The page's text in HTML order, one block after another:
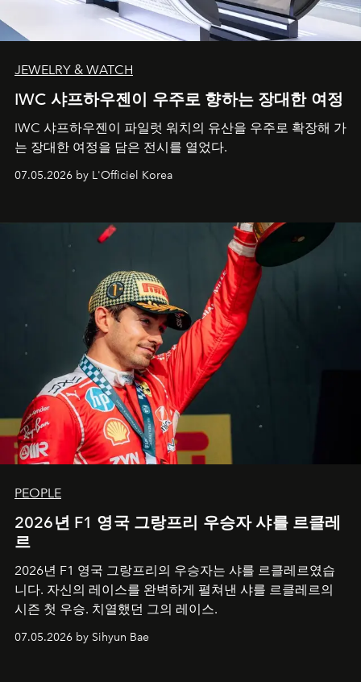
JEWELRY & WATCH
IWC 샤프하우젠이 우주로 향하는 장대한 여정
IWC 샤프하우젠이 파일럿 워치의 유산을 우주로 확장해 가
는 장대한 여정을 담은 전시를 열었다.
07.05.2026 by L'Officiel Korea
PEOPLE
2026년 F1 영국 그랑프리 우승자 샤를 르클레
르
2026년 F1 영국 그랑프리의 우승자는 샤를 르클레르였습
니다. 자신의 레이스를 완벽하게 펼쳐낸 샤를 르클레르의
시즌 첫 우승. 치열했던 그의 레이스.
07.05.2026 by Sihyun Bae